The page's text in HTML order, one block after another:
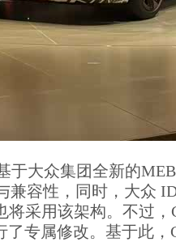
于大众集团全新的
容性，同时，大众
将采用该架构。不过，
专属修改。​基于此，